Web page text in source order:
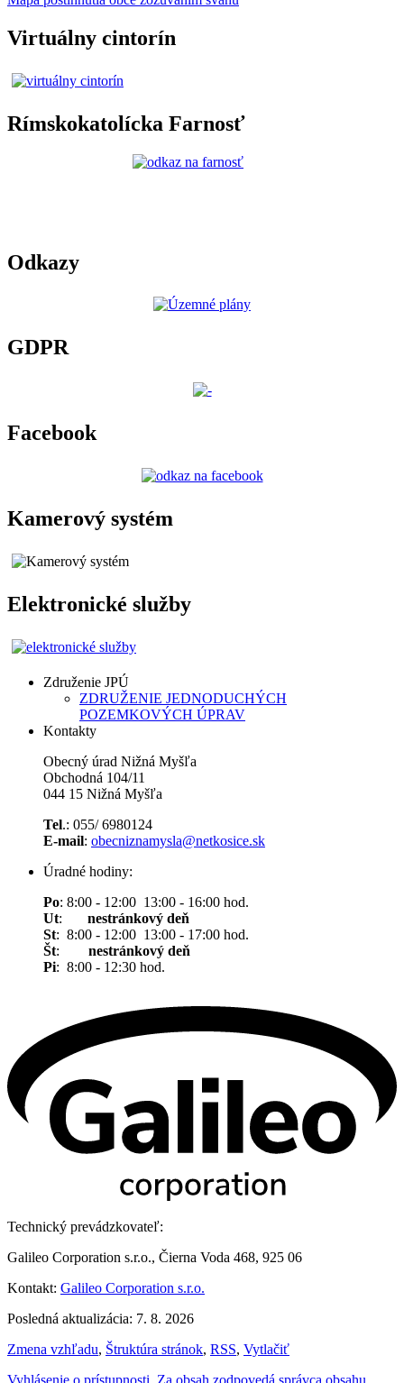
Virtuálny cintorín
Rímskokatolícka Farnosť
Odkazy
GDPR
Facebook
Kamerový systém
Elektronické služby
Združenie JPÚ
ZDRUŽENIE JEDNODUCHÝCH
POZEMKOVÝCH ÚPRAV
Kontakty
Obecný úrad Nižná Myšľa
Obchodná 104/11
044 15 Nižná Myšľa
Tel.: 055/ 6980124
E-mail: obecniznamysla@netkosice.sk
Úradné hodiny:
Po: 8:00 - 12:00 13:00 - 16:00 hod.
Ut:
nestránkový deň
St: 8:00 - 12:00 13:00 - 17:00 hod.
Št: nestránkový deň
Pi: 8:00 - 12:30 hod.
Technický prevádzkovateľ:
Galileo Corporation s.r.o., Čierna Voda 468, 925 06
Kontakt: Galileo Corporation s.r.o.
Posledná aktualizácia: 7. 8. 2026
Zmena vzhľadu, Štruktúra stránok, RSS, Vytlačiť
Vyhlásenie o prístupnosti Za obsah zodpovedá správca obsahu